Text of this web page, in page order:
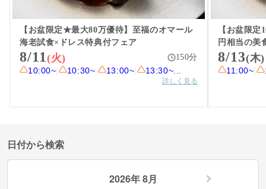
【お盆限定★最大80万優待】至福のオマール
海老試食×ドレス特典付フェア
8/11(火) 150分
10:00~ 10:30~ 13:00~ 13:30~
詳しく見る
【お盆限
円相当の美
8/13(木)
11:00~
日付から検索
2026年 8月